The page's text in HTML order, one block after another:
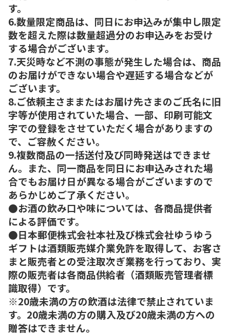
す。
6.数量限定商品は、同日にお申込みが集中し限定
数を超えた際は数量超過分のお申込みをお受け
する場合がございます。
7.天災時など不測の事態が発生した場合は、商品
のお届けができない場合や遅延する場合などが
ございます。
8.ご依頼主さままたはお届け先さまのご氏名に旧
字等が使用されていた場合、一部、印刷可能文
字での登録をさせていただく場合がありますの
で、ご容赦ください。
9.複数商品の一括送付及び同時発送はできませ
ん。また、同一商品を同日にお申込みされた場
合でもお届け日が異なる場合がございますので
あらかじめご了承ください。
●お酒の飲み口や味については、各商品提供者
による評価です。
●日本郵便株式会社本社及び株式会社ゆうゆう
ギフトは酒類販売媒介業免許を取得して、お客さ
まと販売者との受注取次ぎ業務を行っており、実
際の販売者は各商品供給者（酒類販売管理者標
識取得）です。
※20歳未満の方の飲酒は法律で禁止されていま
す。20歳未満の方の購入及び20歳未満の方への
贈答はできません。